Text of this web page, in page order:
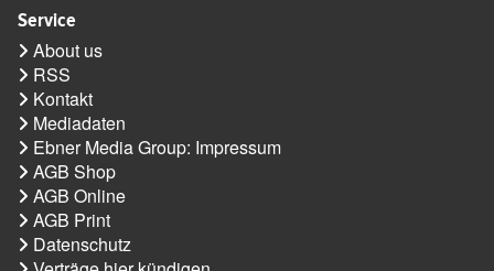
Service
About us
RSS
Kontakt
Mediadaten
Ebner Media Group: Impressum
AGB Shop
AGB Online
AGB Print
Datenschutz